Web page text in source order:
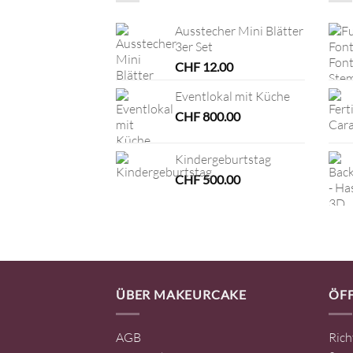
Ausstecher Mini Blätter
3er Set
CHF12.00
Eventlokal mit Küche
CHF800.00
Kindergeburtstag
CHF500.00
ÜBER MAKEURCAKE
AGB